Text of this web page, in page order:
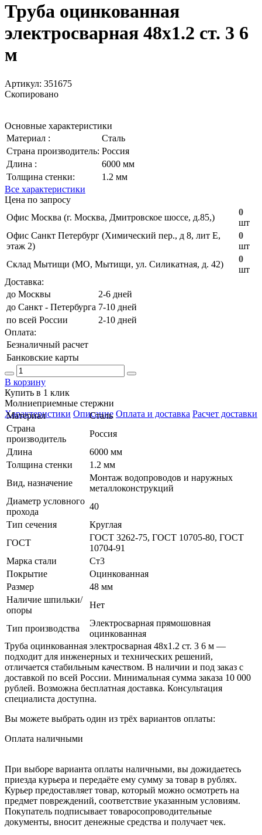
Труба оцинкованная
электросварная 48х1.2 ст. 3 6
м
Артикул: 351675
Скопировано
Основные характеристики
Материал :
Сталь
Страна производитель: Россия
Длина :
6000 мм
Толщина стенки:
1.2 мм
Все характеристики
Цена по запросу
Офис Москва (г. Москва, Дмитровское шоссе, д.85,)
0
шт
Офис Санкт Петербург (Химический пер., д 8, лит Е,
этаж 2)
0
шт
Склад Мытищи (МО, Мытищи, ул. Силикатная, д. 42)
0
шт
Доставка:
до Москвы
2-6 дней
до Санкт - Петербурга 7-10 дней
по всей России
2-10 дней
Оплата:
Безналичный расчет
Банковские карты
В корзину
Купить в 1 клик
Молниеприемные стержни
Характеристики Описание Оплата и доставка Расчет доставки
Материал
Сталь
Страна
производитель
Россия
Длина
6000 мм
Толщина стенки
1.2 мм
Вид, назначение
Монтаж водопроводов и наружных
металлоконструкций
Диаметр условного
прохода
40
Тип сечения
Круглая
ГОСТ
ГОСТ 3262-75, ГОСТ 10705-80, ГОСТ
10704-91
Марка стали
Ст3
Покрытие
Оцинкованная
Размер
48 мм
Наличие шпильки/
опоры
Нет
Тип производства
Электросварная прямошовная
оцинкованная
Труба оцинкованная электросварная 48х1.2 ст. 3 6 м —
подходит для инженерных и технических решений,
отличается стабильным качеством. В наличии и под заказ с
доставкой по всей России. Минимальная сумма заказа 10 000
рублей. Возможна бесплатная доставка. Консультация
специалиста доступна.
Вы можете выбрать один из трёх вариантов оплаты:
Оплата наличными
При выборе варианта оплаты наличными, вы дожидаетесь
приезда курьера и передаёте ему сумму за товар в рублях.
Курьер предоставляет товар, который можно осмотреть на
предмет повреждений, соответствие указанным условиям.
Покупатель подписывает товаросопроводительные
документы, вносит денежные средства и получает чек.